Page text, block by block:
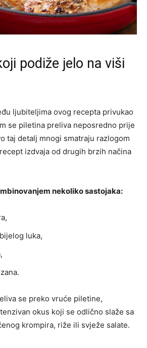
podiže jelo na viši
ljubiteljima ovog recepta privukao
se piletina preliva neposredno prije
taj detalj mnogi smatraju razlogom
izdvaja od drugih brzih načina
nekoliko sastojaka:
luka,
se preko vruće piletine,
okus koji se odlično slaže sa
krompira, riže ili svježe salate.